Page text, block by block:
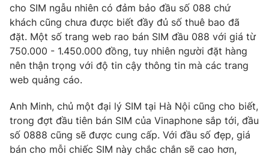
Thị trường
Tư vấn
Lịch phát sóng
Chuyên mục khác
Emagazine
Photo Infographic
Video Shorts video
cho SIM ngẫu nhiên có đảm bảo đầu số 088 chứ
khách cũng chưa được biết đầy đủ số thuê bao đã
đặt. Một số trang web rao bán SIM đầu 088 với giá từ
750.000 - 1.450.000 đồng, tuy nhiên người đặt hàng
nên thận trọng với độ tin cậy thông tin mà các trang
web quảng cáo.
Anh Minh, chủ một đại lý SIM tại Hà Nội cũng cho biết,
trong đợt đầu tiên bán SIM của Vinaphone sắp tới, đầu
số 0888 cũng sẽ được cung cấp. Với đầu số đẹp, giá
bán cho mỗi chiếc SIM này chắc chắn sẽ cao hơn,